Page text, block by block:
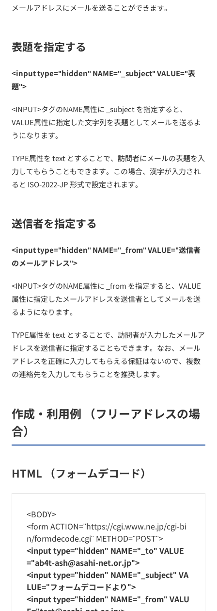
メールアドレスにメールを送ることができます。
表題を指定する
<input type="hidden" NAME="_subject" VALUE="表
題">
<INPUT>タグのNAME属性に _subject を指定すると、
VALUE属性に指定した文字列を表題としてメールを送るよ
うになります。
TYPE属性を text とすることで、訪問者にメールの表題を入
力してもらうこともできます。この場合、漢字が入力され
ると ISO-2022-JP 形式で設定されます。
送信者を指定する
<input type="hidden" NAME="_from" VALUE="送信者
のメールアドレス">
<INPUT>タグのNAME属性に _from を指定すると、VALUE
属性に指定したメールアドレスを送信者としてメールを送
るようになります。
TYPE属性を text とすることで、訪問者が入力したメールア
ドレスを送信者に指定することもできます。なお、メール
アドレスを正確に入力してもらえる保証はないので、複数
の連絡先を入力してもらうことを推奨します。
作成・利用例 （フリーアドレスの場
合）
HTML （フォームデコード）
<BODY>
<form ACTION="https://cgi.www.ne.jp/cgi-bi
n/formdecode.cgi" METHOD="POST">
<input type="hidden" NAME="_to" VALUE
="ab4t-ash@asahi-net.or.jp">
<input type="hidden" NAME="_subject" VA
LUE="フォームデコードより">
<input type="hidden" NAME="_from" VALU